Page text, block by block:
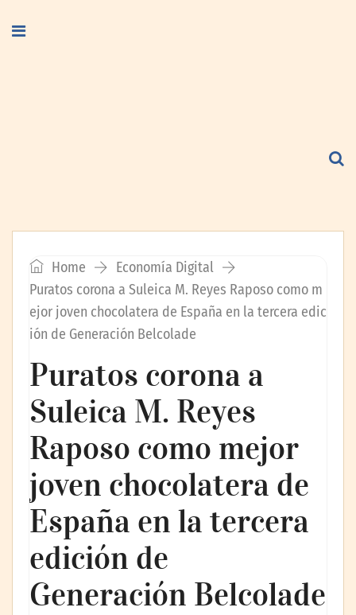
Home
Economía Digital
Puratos corona a Suleica M. Reyes Raposo como m
ejor joven chocolatera de España en la tercera edic
ión de Generación Belcolade
Puratos corona a
Suleica M. Reyes
Raposo como mejor
joven chocolatera de
España en la tercera
edición de
Generación Belcolade